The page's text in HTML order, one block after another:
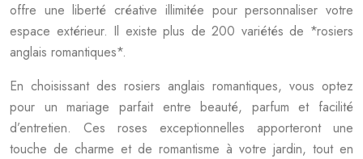
offre une liberté créative illimitée pour personnaliser votre
espace extérieur. Il existe plus de 200 variétés de *rosiers
anglais romantiques*.
En choisissant des rosiers anglais romantiques, vous optez
pour un mariage parfait entre beauté, parfum et facilité
d’entretien. Ces roses exceptionnelles apporteront une
touche de charme et de romantisme à votre jardin, tout en